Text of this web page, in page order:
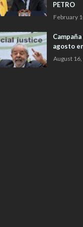
PETRO
February
agosto
August